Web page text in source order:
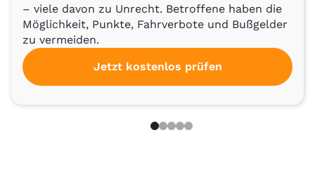
– viele davon zu Unrecht. Betroffene haben die
Möglichkeit, Punkte, Fahrverbote und Bußgelder
zu vermeiden.
Jetzt kostenlos prüfen